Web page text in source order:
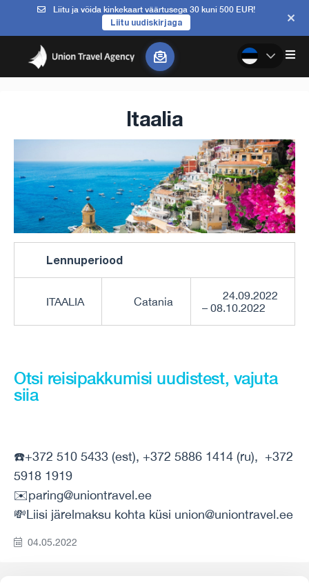
Liitu ja võida kinkekaart väärtusega 30 kuni 500 EUR!
Liitu uudiskirjaga
Itaalia
Lennuperiood
ITAALIA Catania
24.09.2022
– 08.10.2022
Otsi reisipakkumisi uudistest, vajuta
siia
☎️+372 510 5433 (est), +372 5886 1414 (ru), +372
5918 1919
✉️paring@uniontravel.ee
💸Liisi järelmaksu kohta küsi union@uniontravel.ee
04.05.2022